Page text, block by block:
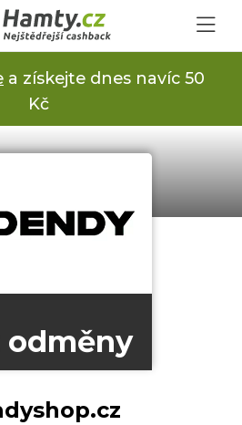
Přihlásit se
Registrovat
a získejte dnes navíc 50
Kč
odměny